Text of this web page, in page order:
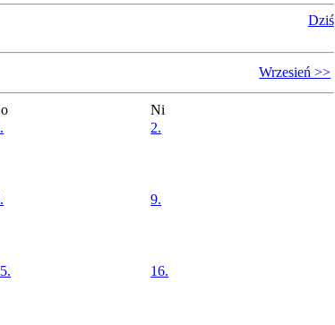
Dziś
Wrzesień >>
Ni
2.
9.
16.